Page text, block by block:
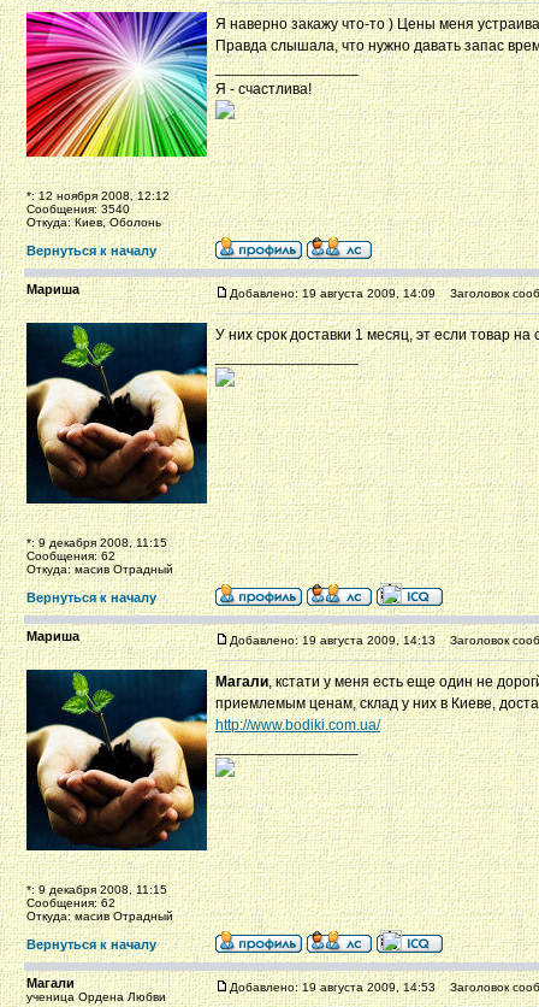
*: 12 ноября 2008, 12:12
Сообщения: 3540
Откуда: Киев, Оболонь
Я наверно закажу что-то ) Цены меня
Правда слышала, что нужно давать запас
_________________
Я - счастлива!
Вернуться к началу
Мариша
*: 9 декабря 2008, 11:15
Сообщения: 62
Откуда: масив Отрадный
Добавлено: 19 августа 2009, 14:09 Заголовок
У них срок доставки 1 месяц, эт если товар
_________________
Вернуться к началу
Мариша
*: 9 декабря 2008, 11:15
Сообщения: 62
Откуда: масив Отрадный
Добавлено: 19 августа 2009, 14:13 Заголовок
Магали, кстати у меня есть еще один не
приемлемым ценам, склад у них в Киеве,
http://www.bodiki.com.ua/
_________________
Вернуться к началу
Магали
ученица Ордена Любви
Добавлено: 19 августа 2009, 14:53 Заголовок